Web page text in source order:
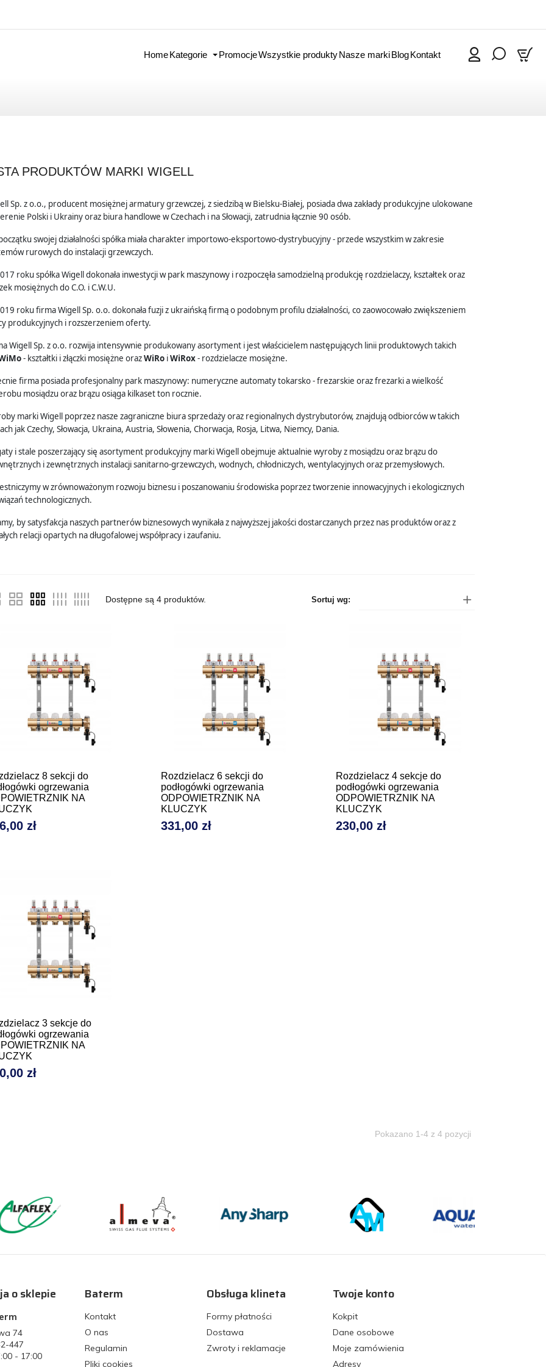
HomeKategorie PromocjeWszystkie produktyNasze markiBlogKontakt
PRODUKTÓW MARKI WIGELL
Sp. z o.o., producent mosiężnej armatury grzewczej, z siedzibą w Bielsku-Białej, posiada dwa zakłady produkcyjne ulokowane
Polski i Ukrainy oraz biura handlowe w Czechach i na Słowacji, zatrudnia łącznie 90 osób.
swojej działalności spółka miała charakter importowo-eksportowo-dystrybucyjny - przede wszystkim w zakresie
rurowych do instalacji grzewczych.
roku spółka Wigell dokonała inwestycji w park maszynowy i rozpoczęła samodzielną produkcję rozdzielaczy, kształtek oraz
mosiężnych do C.O. i C.W.U.
roku firma Wigell Sp. o.o. dokonała fuzji z ukraińską firmą o podobnym profilu działalności, co zaowocowało zwiększeniem
produkcyjnych i rozszerzeniem oferty.
Wigell Sp. z o.o. rozwija intensywnie produkowany asortyment i jest właścicielem następujących linii produktowych takich
- kształtki i złączki mosiężne orazWiRoiWiRox- rozdzielacze mosiężne.
firma posiada profesjonalny park maszynowy: numeryczne automaty tokarsko - frezarskie oraz frezarki a wielkość
mosiądzu oraz brązu osiąga kilkaset ton rocznie.
marki Wigell poprzez nasze zagraniczne biura sprzedaży oraz regionalnych dystrybutorów, znajdują odbiorców w takich
jak Czechy, Słowacja, Ukraina, Austria, Słowenia, Chorwacja, Rosja, Litwa, Niemcy, Dania.
i stale poszerzający się asortyment produkcyjny marki Wigell obejmuje aktualnie wyroby z mosiądzu oraz brązu do
i zewnętrznych instalacji sanitarno-grzewczych, wodnych, chłodniczych, wentylacyjnych oraz przemysłowych.
w zrównoważonym rozwoju biznesu i poszanowaniu środowiska poprzez tworzenie innowacyjnych i ekologicznych
technologicznych.
by satysfakcja naszych partnerów biznesowych wynikała z najwyższej jakości dostarczanych przez nas produktów oraz z
relacji opartych na długofalowej współpracy i zaufaniu.
Dostępne są 4produktów. Sortuj wg:
8 sekcji do
ogrzewania
NA
zł
Rozdzielacz 6 sekcji do
podłogówki ogrzewania
ODPOWIETRZNIK NA
KLUCZYK
Cena
331,00 zł
Rozdzielacz 4 sekcje do
podłogówki ogrzewania
ODPOWIETRZNIK NA
KLUCZYK
Cena
230,00 zł
3 sekcje do
ogrzewania
NA
zł
Pokazano 1-4 z 4 pozycji
o sklepie
74
447
- 17:00
Baterm
Kontakt
O nas
Regulamin
Pliki cookies
Obsługa klineta
Formy płatności
Dostawa
Zwroty i reklamacje
Twoje konto
Kokpit
Dane osobowe
Moje zamówienia
Adresy